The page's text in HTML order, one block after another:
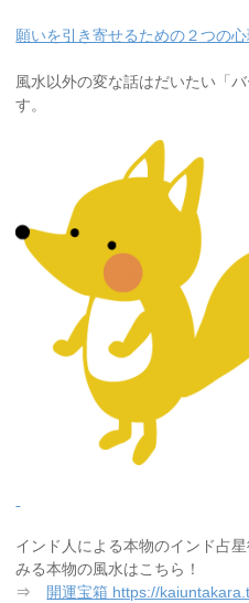
願いを引き寄せるための２つの
風水以外の変な話はだいたい「
す。
インド人による本物のインド占
みる本物の風水はこちら！
⇒ 開運宝箱 https://